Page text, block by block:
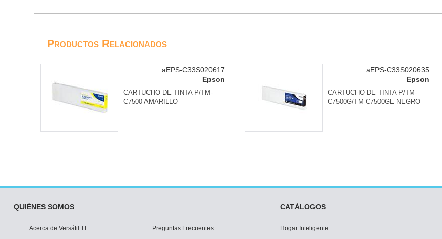
Productos Relacionados
Epson
aEPS-C33S020617
CARTUCHO DE TINTA P/TM-
C7500 AMARILLO
Epson
aEPS-C33S020635
CARTUCHO DE TINTA P/TM-
C7500G/TM-C7500GE NEGRO
QUIÉNES SOMOS
Acerca de Versátil TI Preguntas Frecuentes
CATÁLOGOS
Hogar Inteligente